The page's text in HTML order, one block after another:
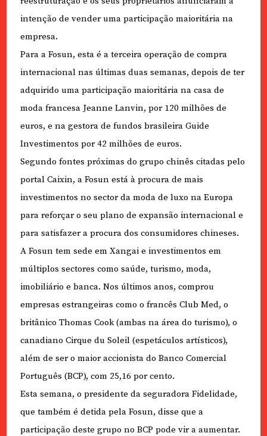
intenção de vender uma participação maioritária na
empresa.
Para a Fosun, esta é a terceira operação de compra
internacional nas últimas duas semanas, depois de ter
adquirido uma participação maioritária na casa de
moda francesa Jeanne Lanvin, por 120 milhões de
euros, e na gestora de fundos brasileira Guide
Investimentos por 42 milhões de euros.
Segundo fontes próximas do grupo chinês citadas pelo
portal Caixin, a Fosun está à procura de mais
investimentos no sector da moda de luxo na Europa
para reforçar o seu plano de expansão internacional e
para satisfazer a procura dos consumidores chineses.
A Fosun tem sede em Xangai e investimentos em
múltiplos sectores como saúde, turismo, moda,
imobiliário e banca. Nos últimos anos, comprou
empresas estrangeiras como o francês Club Med, o
britânico Thomas Cook (ambas na área do turismo), o
canadiano Cirque du Soleil (espetáculos artísticos),
além de ser o maior accionista do Banco Comercial
Português (BCP), com 25,16 por cento.
Esta semana, o presidente da seguradora Fidelidade,
que também é detida pela Fosun, disse que a
participação deste grupo no BCP pode vir a aumentar.